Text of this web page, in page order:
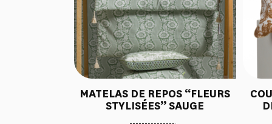
MATELAS DE REPOS “FLEURS
STYLISÉES” SAUGE